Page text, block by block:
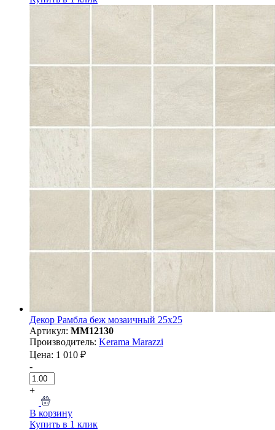
Декор Рамбла беж мозаичный 25x25
Артикул: MM12130
Производитель: Kerama Marazzi
Цена: 1 010 ₽
-
+
В корзину
Купить в 1 клик